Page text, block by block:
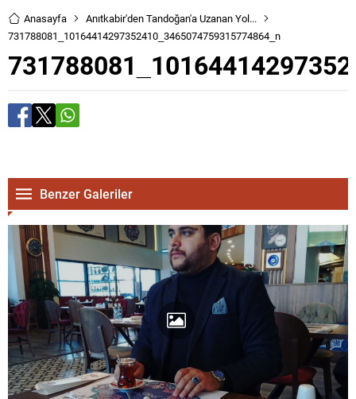
Anasayfa
Anıtkabir'den Tandoğan'a Uzanan Yol...
731788081_10164414297352410_3465074759315774864_n
Benzer Galeriler